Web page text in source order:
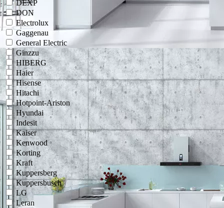
DEXP
DON
Electrolux
Gaggenau
General Electric
Ginzzu
HIBERG
Haier
Hisense
Hitachi
Hotpoint-Ariston
Hyundai
Indesit
Kaiser
Kenwood
Korting
Kraft
Kuppersberg
Kuppersbusch
LG
Leran